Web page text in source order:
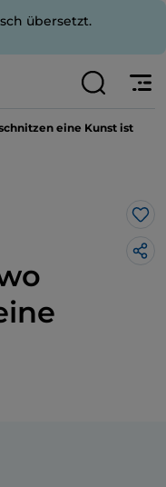
übersetzt.
eine Kunst ist